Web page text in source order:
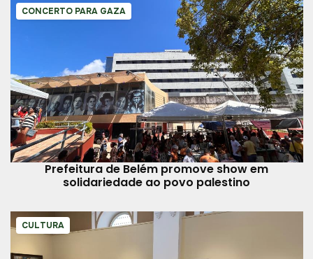
CONCERTO PARA GAZA
Prefeitura de Belém promove show em
solidariedade ao povo palestino
CULTURA